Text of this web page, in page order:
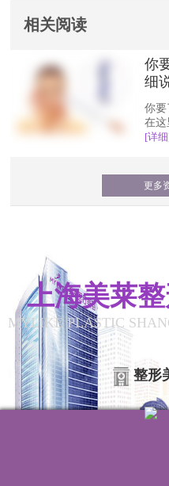
相关阅读
你
细
你
在
[详
更多
上海美莱
MYLIKE PLASTIC
整形